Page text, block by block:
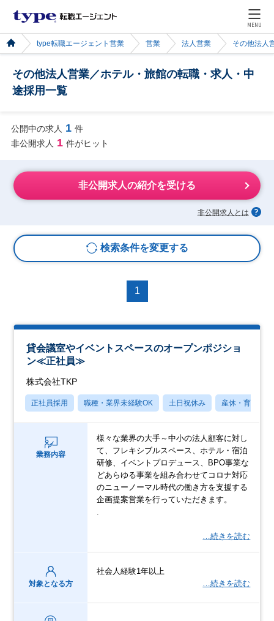
MENU
type転職エージェント営業 営業 法人営業 その他法人
その他法人営業／ホテル・旅館の転職・求人・中
途採用一覧
公開中の求人 1 件
非公開求人 1 件がヒット
非公開求人の紹介を受ける
非公開求人とは
検索条件を変更する
1
貸会議室やイベントスペースのオープンポジショ
ン≪正社員≫
株式会社TKP
正社員採用 職種・業界未経験OK 土日祝休み 産休・育休あり
業務内容
様々な業界の大手～中小の法人顧客に対し
て、フレキシブルスペース、ホテル・宿泊
研修、イベントプロデュース、BPO事業な
どあらゆる事業を組み合わせてコロナ対応
のニューノーマル時代の働き方を支援する
企画提案営業を行っていただきます。
…続きを読む
対象となる方
社会人経験1年以上
…続きを読む